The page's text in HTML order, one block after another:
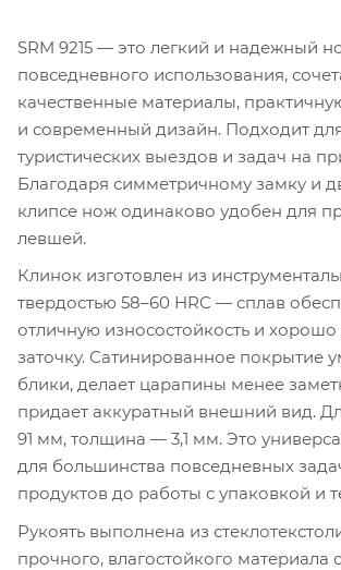
SRM 9215 — это легкий и надежный
повседневного использования,
качественные материалы,
и современный дизайн. Подходит
туристических выездов и задач на
Благодаря симметричному замку и
клипсе нож одинаково удобен для
левшей.
Клинок изготовлен из
твердостью 58–60 HRC — сплав
отличную износостойкость и
заточку. Сатинированное покрытие
блики, делает царапины менее
придает аккуратный внешний вид.
91 мм, толщина — 3,1 мм. Это
для большинства повседневных
продуктов до работы с упаковкой и
Рукоять выполнена из
прочного, влагостойкого материала